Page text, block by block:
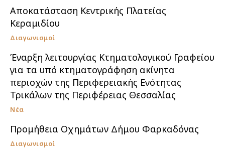
Αποκατάσταση Κεντρικής Πλατείας
Κεραμιδίου
Διαγωνισμοί
Έναρξη λειτουργίας Κτηματολογικού Γραφείου
για τα υπό κτηματογράφηση ακίνητα
περιοχών της Περιφερειακής Ενότητας
Τρικάλων της Περιφέρειας Θεσσαλίας
Νέα
Προμήθεια Οχημάτων Δήμου Φαρκαδόνας
Διαγωνισμοί